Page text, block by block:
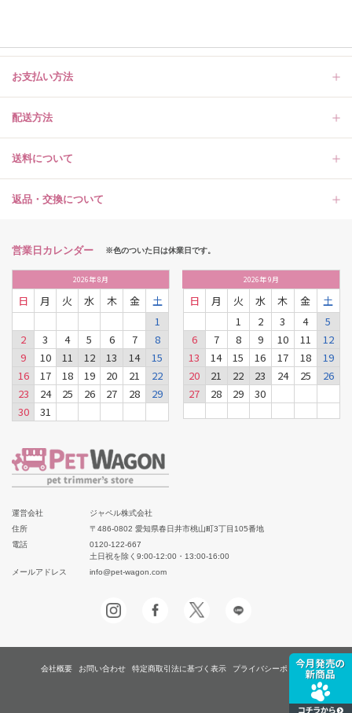
お支払い方法
配送方法
送料について
返品・交換について
営業日カレンダー ※色のついた日は休業日です。
2026年8月
日 月 火 水 木 金
土
1
2
3 4 5 6 7
8
9
10 11 12 13 14
15
16
17 18 19 20 21
22
23
24 25 26 27 28
29
30
31
2026年9月
日 月 火 水 木 金
土
1
2 3 4
5
6
7 8 9 10 11
12
13
14 15 16 17 18
19
20
21 22 23 24 25
26
27
28 29 30
運営会社
ジャペル株式会社
住所
〒486-0802 愛知県春日井市桃山町3丁目105番地
電話
0120-122-667
土日祝を除く9:00-12:00・13:00-16:00
メールアドレス
info@pet-wagon.com
会社概要 お問い合わせ 特定商取引法に基づく表示 プライバシーポリシー